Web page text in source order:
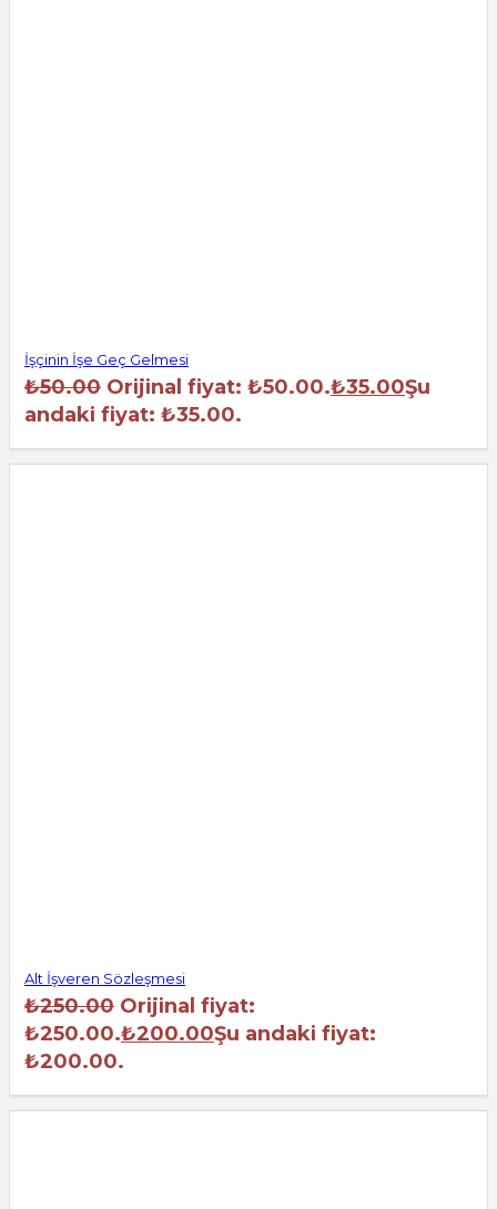
İşçinin İşe Geç Gelmesi
₺50.00 Orijinal fiyat: ₺50.00.₺35.00Şu
andaki fiyat: ₺35.00.
Alt İşveren Sözleşmesi
₺250.00 Orijinal fiyat:
₺250.00.₺200.00Şu andaki fiyat:
₺200.00.